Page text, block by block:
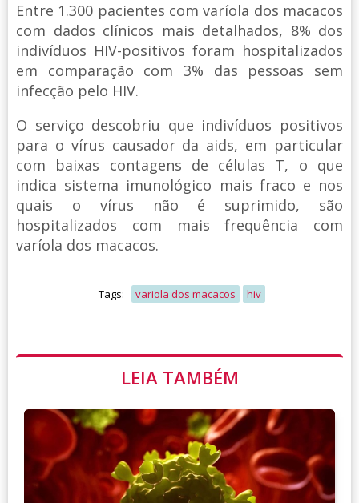
Entre 1.300 pacientes com varíola dos macacos
com dados clínicos mais detalhados, 8% dos
indivíduos HIV-positivos foram hospitalizados
em comparação com 3% das pessoas sem
infecção pelo HIV.
O serviço descobriu que indivíduos positivos
para o vírus causador da aids, em particular
com baixas contagens de células T, o que
indica sistema imunológico mais fraco e nos
quais o vírus não é suprimido, são
hospitalizados com mais frequência com
varíola dos macacos.
Tags: variola dos macacos hiv
LEIA TAMBÉM